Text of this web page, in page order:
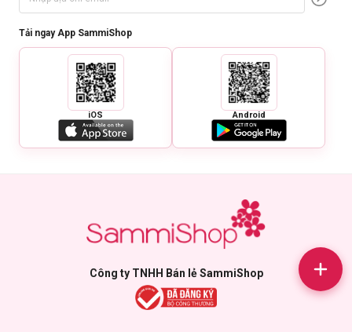
Tải ngay App SammiShop
iOS Android
Công ty TNHH Bán lẻ SammiShop